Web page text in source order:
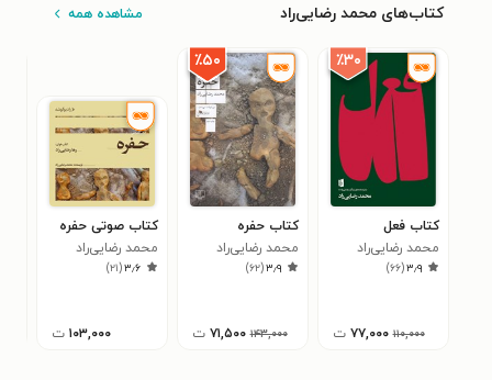
کتاب‌های محمد رضایی‌راد مشاهده همه
٪۳۰
کتاب فعل
محمد رضایی‌راد
۳٫۹(۶۶)
۱۱۰,۰۰۰ ۷۷,۰۰۰ ت
٪۵۰
کتاب حفره
محمد رضایی‌راد
۳٫۹(۶۲)
۱۴۳,۰۰۰ ۷۱,۵۰۰ ت
کتاب صوتی حفره
محمد رضایی‌راد
۳٫۶(۲۱)
۱۰۳,۰۰۰ ت